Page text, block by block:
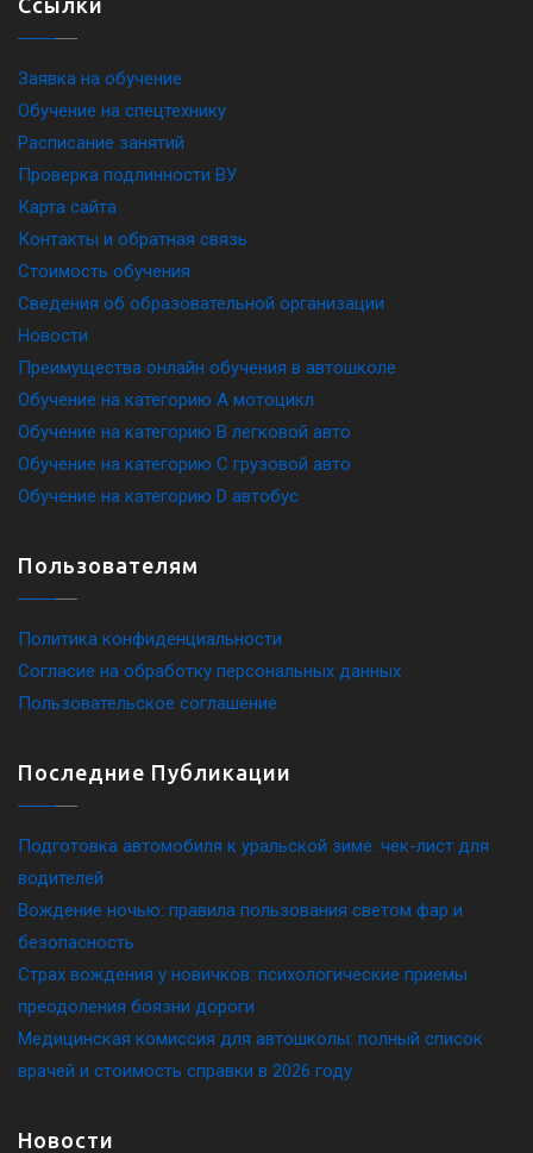
Ссылки
Заявка на обучение
Обучение на спецтехнику
Расписание занятий
Проверка подлинности ВУ
Карта сайта
Контакты и обратная связь
Стоимость обучения
Сведения об образовательной организации
Новости
Преимущества онлайн обучения в автошколе
Обучение на категорию A мотоцикл
Обучение на категорию B легковой авто
Обучение на категорию C грузовой авто
Обучение на категорию D автобус
Пользователям
Политика конфиденциальности
Согласие на обработку персональных данных
Пользовательское соглашение
Последние Публикации
Подготовка автомобиля к уральской зиме: чек-лист для
водителей
Вождение ночью: правила пользования светом фар и
безопасность
Страх вождения у новичков: психологические приемы
преодоления боязни дороги
Медицинская комиссия для автошколы: полный список
врачей и стоимость справки в 2026 году
Новости